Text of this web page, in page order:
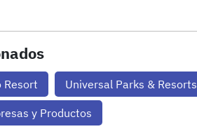
Resort Universal Parks & Resorts
y Productos